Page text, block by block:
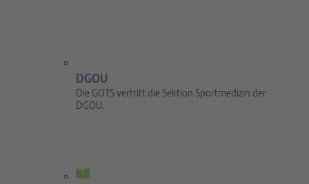
DGOU
Die GOTS vertritt die Sektion Sportmedizin der
DGOU.